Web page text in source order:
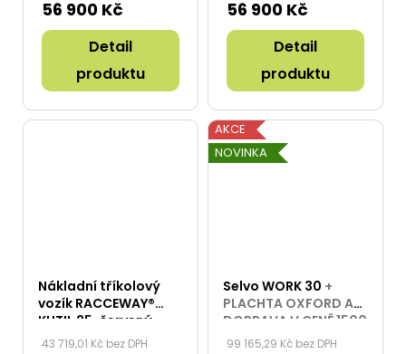
56 900 Kč
Detail
produktu
56 900 Kč
Detail
produktu
Nákladní tříkolový
vozík RACCEWAY®
KUTIL 25, červený
43 719,01 Kč bez DPH
AKCE
NOVINKA
Selvo WORK 30 +
PLACHTA OXFORD A
DOPRAVA V CENĚ 1500
KČ ZDARMA
99 165,29 Kč bez DPH